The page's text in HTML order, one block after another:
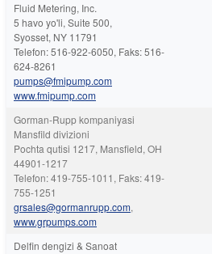
Fluid Metering, Inc.
5 havo yo'li, Suite 500,
Syosset, NY 11791
Telefon: 516-922-6050, Faks: 516-
624-8261
pumps@fmipump.com
www.fmipump.com
Gorman-Rupp kompaniyasi
Mansfild divizioni
Pochta qutisi 1217, Mansfield, OH
44901-1217
Telefon: 419-755-1011, Faks: 419-
755-1251
grsales@gormanrupp.com,
www.grpumps.com
Delfin dengizi & Sanoat